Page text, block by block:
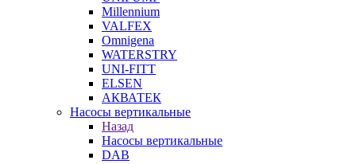
Millennium
VALFEX
Omnigena
WATERSTRY
UNI-FITT
ELSEN
АКВАТЕК
Насосы вертикальные
Назад
Насосы вертикальные
DAB